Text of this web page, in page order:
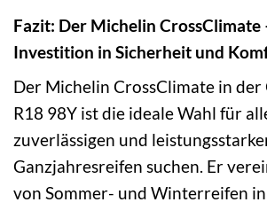
Fazit: Der Michelin CrossClimate
Investition in Sicherheit und
Der Michelin CrossClimate in
R18 98Y ist die ideale Wahl für
zuverlässigen und
Ganzjahresreifen suchen. Er
von Sommer- und Winterreifen